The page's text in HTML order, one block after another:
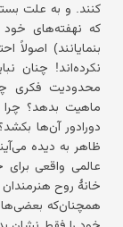
کنند. و به علت
که نهفته‌های خود
بنمایانند) اصولاً
نکرده‌اند! چنان
محدودیت فکری
ماهیت بدهد؟ چرا
دورادور آن‌ها
ظاهر به دیده
عالمی واقعی
خانهٔ روح
همچنان‌که بعضی‌ها